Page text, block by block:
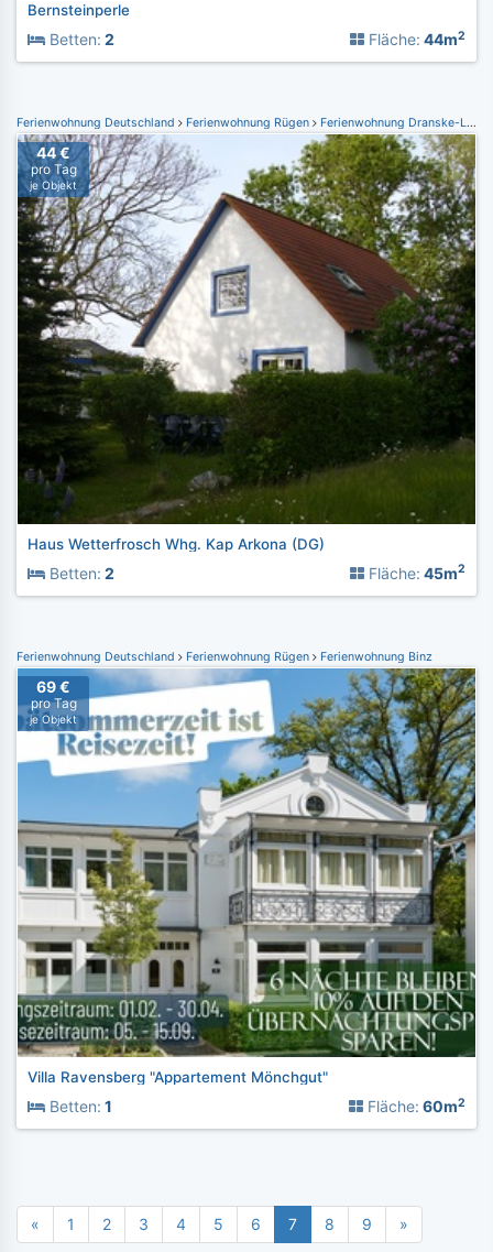
Bernsteinperle
Betten: 2 Fläche: 44m2
Ferienwohnung Deutschland Ferienwohnung Rügen Ferienwohnung Dranske-Lancken
44 €
pro Tag
je Objekt
Haus Wetterfrosch Whg. Kap Arkona (DG)
Betten: 2 Fläche: 45m2
Ferienwohnung Deutschland Ferienwohnung Rügen Ferienwohnung Binz
69 €
pro Tag
je Objekt
Villa Ravensberg "Appartement Mönchgut"
Betten: 1 Fläche: 60m2
« 1 2 3 4 5 6 7 8 9 »